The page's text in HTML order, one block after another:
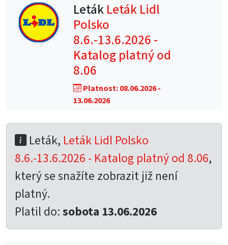
LetákLeták Lidl
Polsko
8.6.-13.6.2026 -
Katalog platný od
8.06
Platnost: 08.06.2026 -
13.06.2026
Leták, Leták Lidl Polsko
8.6.-13.6.2026 - Katalog platný od 8.06,
který se snažíte zobrazit již není
platný.
Platil do:sobota 13.06.2026